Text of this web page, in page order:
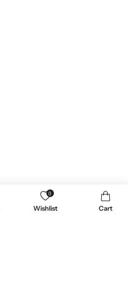
0
Wishlist Cart